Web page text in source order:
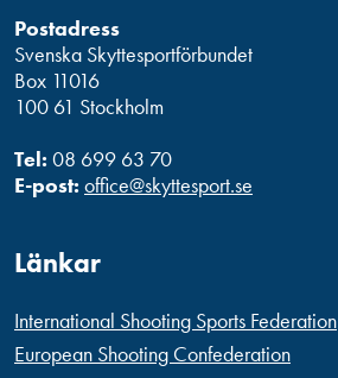
Postadress
Svenska Skyttesportförbundet
Box 11016
100 61 Stockholm
Tel: 08 699 63 70
E-post: office@skyttesport.se
Länkar
International Shooting Sports Federation
European Shooting Confederation